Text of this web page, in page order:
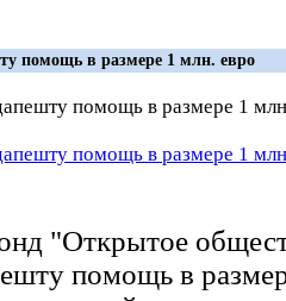
помощь в размере 1 млн. евро
"Открытое
помощь в